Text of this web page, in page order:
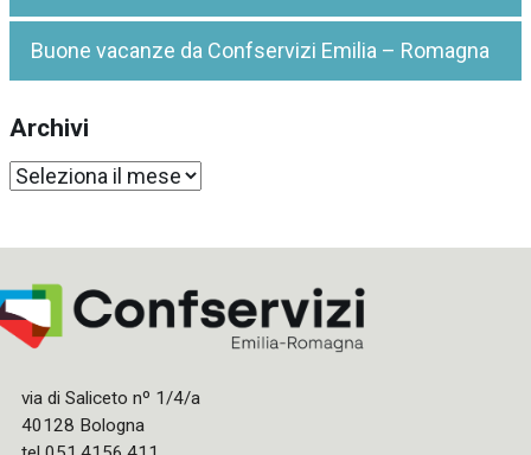
Buone vacanze da Confservizi Emilia – Romagna
Archivi
Archivi
via di Saliceto nº 1/4/a
40128 Bologna